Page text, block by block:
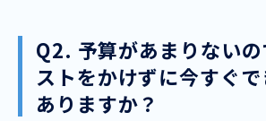
Q2. 予算があまりない
ストをかけずに今すぐ
ありますか？